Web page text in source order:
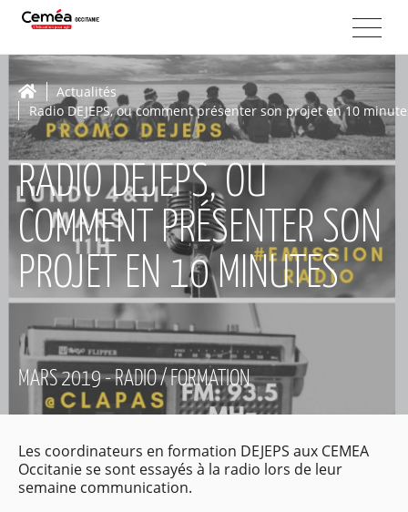
Actualités
Radio DEJEPS, ou comment présenter son projet en 10
RADIO DEJEPS, OU
COMMENT PRÉSENTER SON
PROJET EN 10 MINUTES
MARS 2019 - RADIO / FORMATION
Les coordinateurs en formation DEJEPS aux CEMEA
Occitanie se sont essayés à la radio lors de leur
semaine communication.